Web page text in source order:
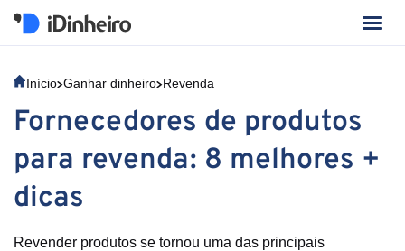
Início Ganhar dinheiro Revenda
Fornecedores de produtos
para revenda: 8 melhores +
dicas
Revender produtos se tornou uma das principais